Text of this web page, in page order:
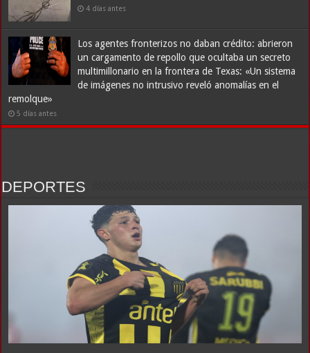
4 días antes
Los agentes fronterizos no daban crédito: abrieron
un cargamento de repollo que ocultaba un secreto
multimillonario en la frontera de Texas: «Un sistema
de imágenes no intrusivo reveló anomalías en el
remolque»
5 días antes
DEPORTES